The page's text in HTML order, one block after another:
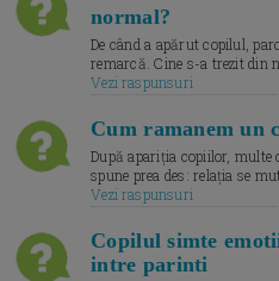
normal?
De când a apărut copilul,
remarcă. Cine s-a trezit din
Vezi raspunsuri
Cum ramanem un
După apariția copiilor, multe
spune prea des: relația se
Vezi raspunsuri
Copilul simte
intre parinti